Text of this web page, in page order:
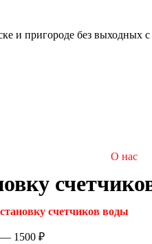
и пригороде без выходных
О нас
счетчиков воды
— 1500 ₽